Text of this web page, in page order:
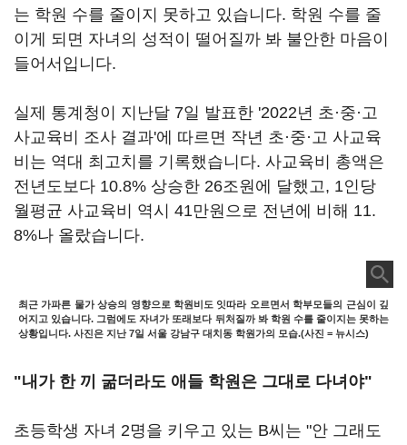
는 학원 수를 줄이지 못하고 있습니다. 학원 수를 줄
이게 되면 자녀의 성적이 떨어질까 봐 불안한 마음이
들어서입니다.
실제 통계청이 지난달 7일 발표한 '2022년 초·중·고
사교육비 조사 결과'에 따르면 작년 초·중·고 사교육
비는 역대 최고치를 기록했습니다. 사교육비 총액은
전년도보다 10.8% 상승한 26조원에 달했고, 1인당
월평균 사교육비 역시 41만원으로 전년에 비해 11.
8%나 올랐습니다.
최근 가파른 물가 상승의 영향으로 학원비도 잇따라 오르면서 학부모들의 근심이 깊
어지고 있습니다. 그럼에도 자녀가 또래보다 뒤처질까 봐 학원 수를 줄이지는 못하는
상황입니다. 사진은 지난 7일 서울 강남구 대치동 학원가의 모습.(사진 = 뉴시스)
"내가 한 끼 굶더라도 애들 학원은 그대로 다녀야"
초등학생 자녀 2명을 키우고 있는 B씨는 "안 그래도